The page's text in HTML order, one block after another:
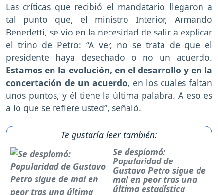
Las críticas que recibió el mandatario llegaron a
tal punto que, el ministro Interior, Armando
Benedetti, se vio en la necesidad de salir a explicar
el trino de Petro: “A ver, no se trata de que el
presidente haya desechado o no un acuerdo.
Estamos en la evolución, en el desarrollo y en la
concertación de un acuerdo, en los cuales faltan
unos puntos, y él tiene la última palabra. A eso es
a lo que se refiere usted”, señaló.
Te gustaría leer también:
Se desplomó:
Popularidad de
Gustavo Petro sigue de
mal en peor tras una
última estadística